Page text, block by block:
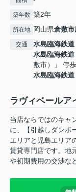
築年数 築2年
所在地 岡山県倉敷市
交通 水島臨海鉄道
水島臨海鉄道
敷市）」 停
水島臨海鉄道
ラヴィベール
当店ならではのキャ
に、【引越しダンボ
エリアと児島エリア
賃貸専門店です。地
や初期費用の交渉な